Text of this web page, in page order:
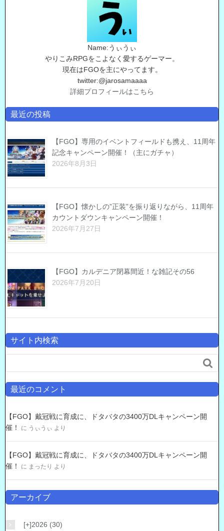
Name:うぃうぃ
やりこみRPGをこよなく愛するゲーマー。
現在はFGOを主にやってます。
twitter:@jarosamaaaa
詳細プロフィールはこちら
最近の投稿
【FGO】専用のイベントフィールドも携え、11周年
記念キャンペーン開催！（主にガチャ）
2026年8月3日
【FGO】懐かしの”正装”を振り返りながら、11周年
カウントダウンキャンペーン開催！
2026年7月27日
【FGO】カルデニア閉幕間近！な雑記その56
2026年7月20日
サイト内検索

最近のコメント
【FGO】戴冠戦に育成に、ドタバタの3400万DLキャンペーン開
催！
に うぃうぃ より
【FGO】戴冠戦に育成に、ドタバタの3400万DLキャンペーン開
催！
に まったり より
アーカイブ
[+]2026 (30)